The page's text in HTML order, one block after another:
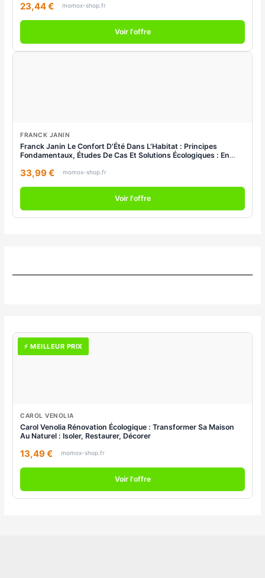
23,44 € momox-shop.fr
Voir l'offre
FRANCK JANIN
Franck Janin Le Confort D'Été Dans L'Habitat : Principes
Fondamentaux, Études De Cas Et Solutions Écologiques : En
33,99 € momox-shop.fr
Voir l'offre
⚡ MEILLEUR PRIX
CAROL VENOLIA
Carol Venolia Rénovation Écologique : Transformer Sa Maison
Au Naturel : Isoler, Restaurer, Décorer
13,49 € momox-shop.fr
Voir l'offre